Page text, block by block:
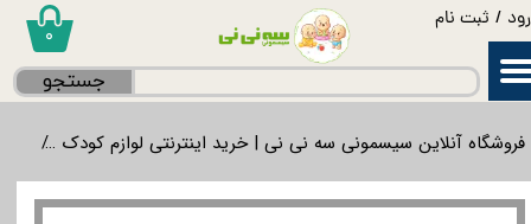
/ ثبت نام
حساب کاربری من
۰
جستجو
فروشگاه آنلاین سیسمونی سه نی نی | خرید اینترنتی لوازم کودک